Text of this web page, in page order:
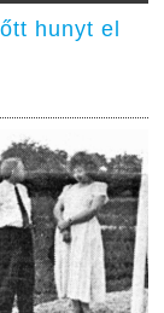
hunyt el